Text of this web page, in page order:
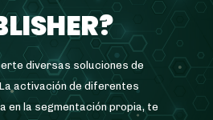
diversas soluciones de
activación de diferentes
en la segmentación propia, te
Hari Ini dengan Slot